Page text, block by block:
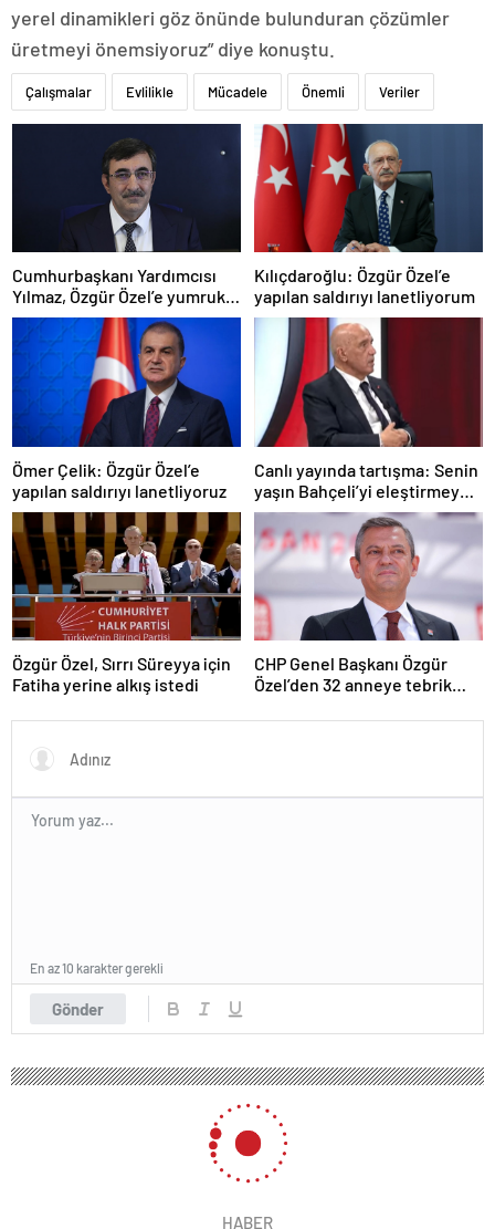
yerel dinamikleri göz önünde bulunduran çözümler
üretmeyi önemsiyoruz” diye konuştu.
Çalışmalar Evlilikle Mücadele Önemli Veriler
Cumhurbaşkanı Yardımcısı
Yılmaz, Özgür Özel’e yumruklu
saldırıyı kınadı
Kılıçdaroğlu: Özgür Özel’e
yapılan saldırıyı lanetliyorum
Ömer Çelik: Özgür Özel’e
yapılan saldırıyı lanetliyoruz
Canlı yayında tartışma: Senin
yaşın Bahçeli’yi eleştirmeye
yetmez
Özgür Özel, Sırrı Süreyya için
Fatiha yerine alkış istedi
CHP Genel Başkanı Özgür
Özel’den 32 anneye tebrik
Gönder
En az 10 karakter gerekli
HABER